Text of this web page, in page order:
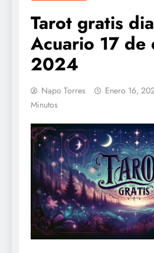
Tarot gratis
Acuario 17 de
2024
Napo Torres Enero 16,
Minutos